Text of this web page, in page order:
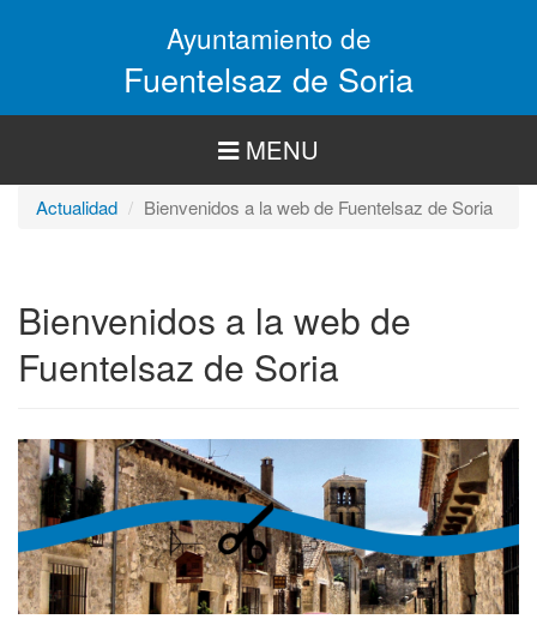
Ayuntamiento de
Fuentelsaz de Soria
MENU
Actualidad Bienvenidos a la web de Fuentelsaz de Soria
Bienvenidos a la web de
Fuentelsaz de Soria